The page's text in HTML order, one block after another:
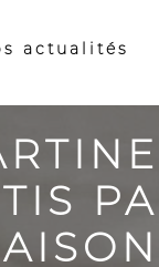
actualités